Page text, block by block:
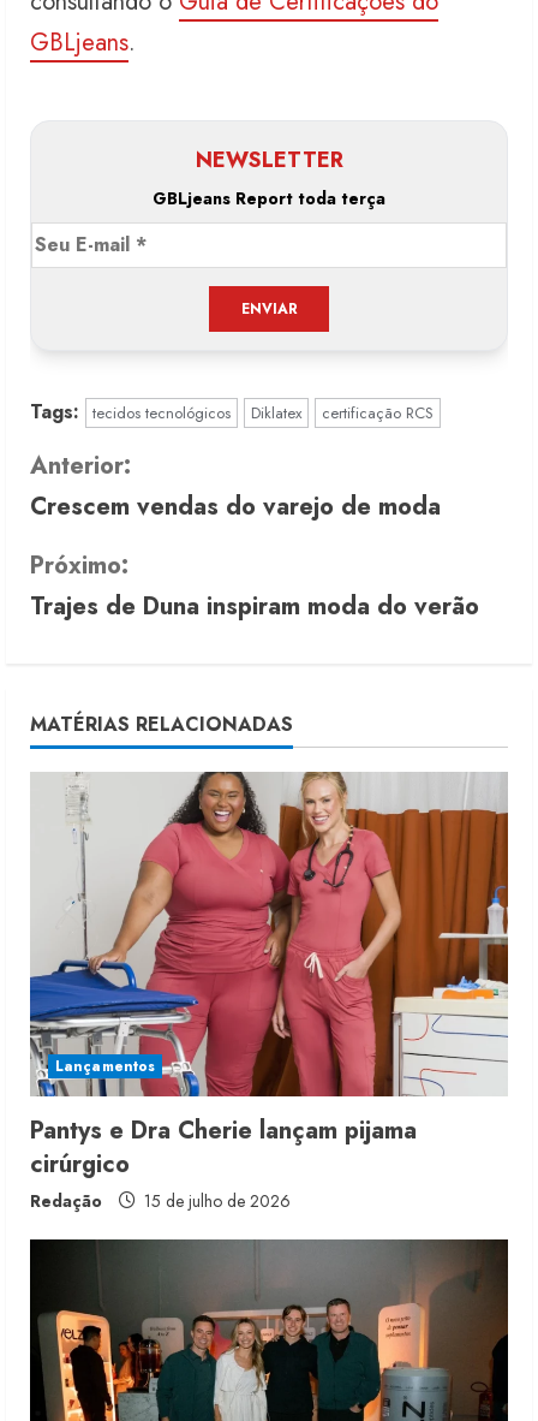
GBLjeans.
NEWSLETTER
GBLjeans Report toda terça
Tags: tecidos tecnológicos Diklatex certificação RCS
C
o
n
t
n
u
a
d
i
n
g
Anterior:
Crescem vendas do varejo de moda
Próximo:
Trajes de Duna inspiram moda do verão
MATÉRIAS RELACIONADAS
Lançamentos
Pantys e Dra Cherie lançam pijama
cirúrgico
Redação 15 de julho de 2026